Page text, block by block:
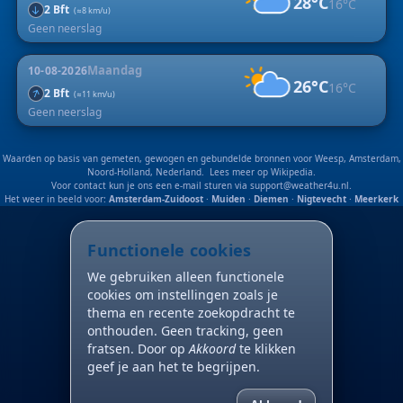
16°C
Geen neerslag
↑2 Bft (≈8 km/u)
10-08-2026Maandag
26°C16°C
Geen neerslag
↑2 Bft (≈11 km/u)
Waarden op basis van gemeten, gewogen en gebundelde bronnen voor Weesp, Amsterdam,
Noord-Holland, Nederland. Lees meer op Wikipedia.
Voor contact kun je ons een e-mail sturen via support@weather4u.nl.
Het weer in beeld voor: Amsterdam-Zuidoost · Muiden · Diemen · Nigtevecht · Meerkerk
Functionele cookies
We gebruiken alleen functionele
cookies om instellingen zoals je
thema en recente zoekopdracht te
onthouden. Geen tracking, geen
fratsen. Door opAkkoordte klikken
geef je aan het te begrijpen.